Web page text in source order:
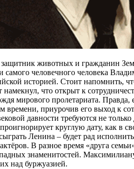
животных и гражданин
человечного человека
историей. Стоит напомнить,
намекнул, что открыт к
мирового пролетариата. Правда,
времени, приурочив его выход к
давности требуются не
круглую дату, как в
Ленина – будет рад
В разное время «друга
знаменитостей.
над буржуазией.